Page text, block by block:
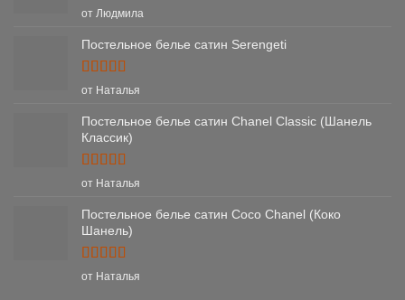
Оценка5
от Людмила
Постельное белье сатин Serengeti
Оценка5
от Наталья
Постельное белье сатин Chanel Classic (Шанель
Классик)
Оценка5
от Наталья
Постельное белье сатин Coco Chanel (Коко
Шанель)
Оценка5
от Наталья